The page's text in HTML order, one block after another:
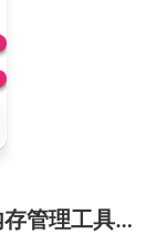
Memory Booster v2.0.1 Mac内存管理工具破解版